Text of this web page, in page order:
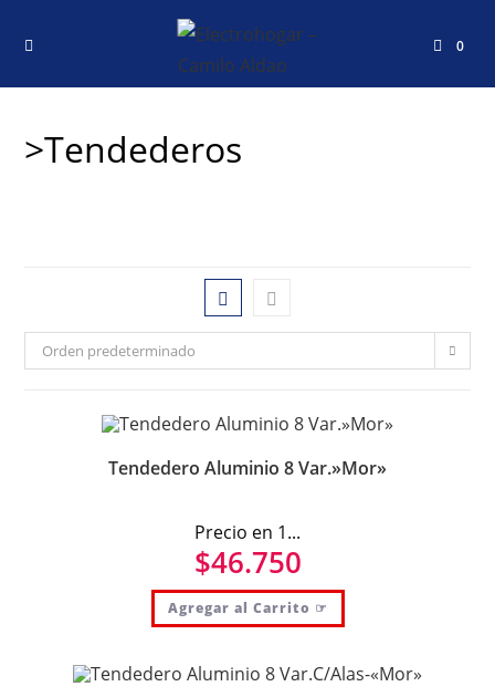
0
>Tendederos
Orden predeterminado
Tendedero Aluminio 8 Var.»Mor»
Precio en 1...
$46.750
Agregar al Carrito ☞